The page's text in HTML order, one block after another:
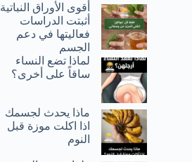
أقوى الأوراق النباتية
أثبتت الدراسات
فعاليتها في دعم
الجسم
لماذا تضع النساء
ساقاً على أخرى؟
ماذا يحدث لجسمك
اذا اكلت موزة قبل
النوم